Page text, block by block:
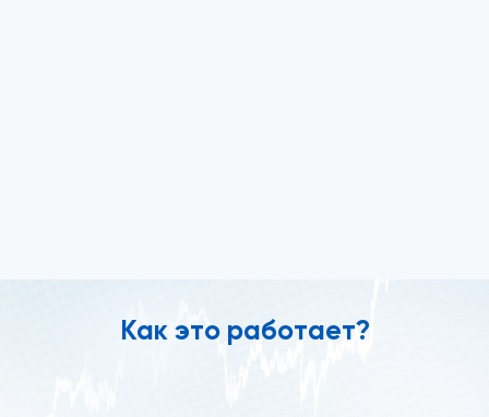
Как это работает?